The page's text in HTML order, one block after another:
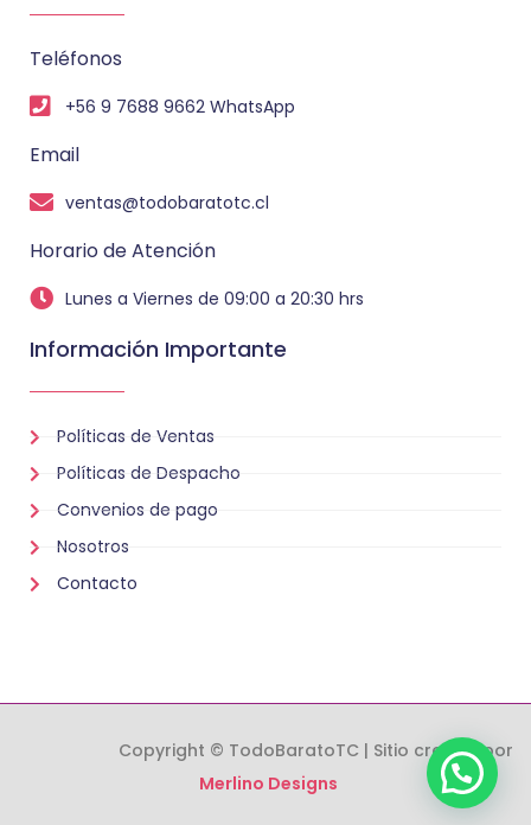
Teléfonos
+56 9 7688 9662 WhatsApp
Email
ventas@todobaratotc.cl
Horario de Atención
Lunes a Viernes de 09:00 a 20:30 hrs
Información Importante
Políticas de Ventas
Políticas de Despacho
Convenios de pago
Nosotros
Contacto
Copyright © TodoBaratoTC | Sitio creado por
Merlino Designs